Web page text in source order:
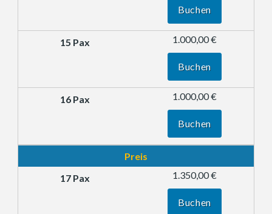
Buchen
1.000,00 €
Buchen
1.000,00 €
Buchen
Preis
1.350,00 €
Buchen